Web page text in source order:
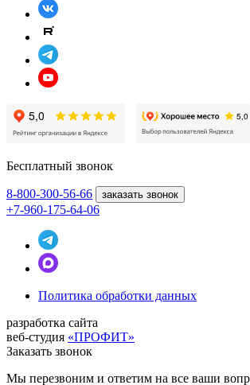
Бесплатный звонок
8-800-300-56-66 заказать звонок
+7-960-175-64-06
Политика обработки данных
разработка сайта
веб-студия «ПРОФИТ»
Заказать звонок
Мы перезвоним и ответим на все ваши